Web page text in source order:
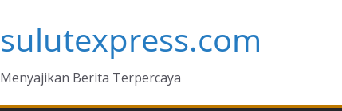
sulutexpress.com
Menyajikan Berita Terpercaya